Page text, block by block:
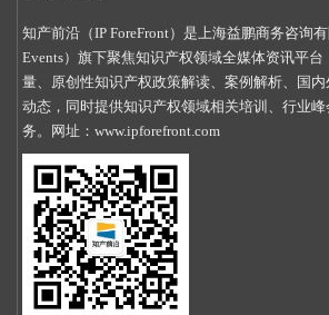
知产前沿（IP ForeFront）是上海益鹏商务咨询
Events）旗下聚焦知识产权领域全媒体资讯平
量、原创性知识产权政策解读、案例解析、国
动态，同时提供知识产权领域相关培训、行业
务。网址： www.ipforefront.com